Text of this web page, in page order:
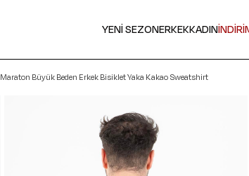
YENİ SEZONERKEKKADIN
Maraton Büyük Beden Erkek Bisiklet Yaka Kakao Sweatshirt